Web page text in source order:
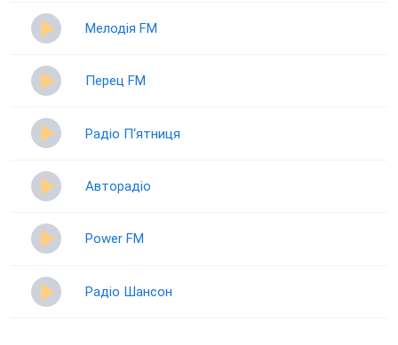
Мелодія FM
Перец FM
Радіо П‘ятниця
Авторадіо
Power FM
Радіо Шансон